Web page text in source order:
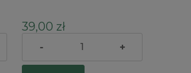
39,00 zł
56,00 zł
- +